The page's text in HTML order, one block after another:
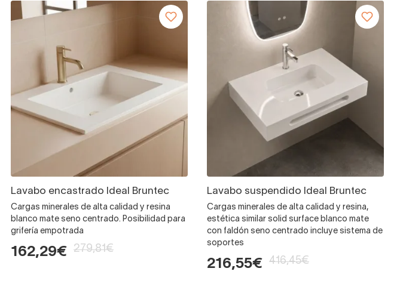
Lavabo encastrado Ideal Bruntec
Cargas minerales de alta calidad y resina
blanco mate seno centrado. Posibilidad para
grifería empotrada
162,29€ 279,81€
Lavabo suspendido Ideal Bruntec
Cargas minerales de alta calidad y resina,
estética similar solid surface blanco mate
con faldón seno centrado incluye sistema de
soportes
216,55€ 416,45€